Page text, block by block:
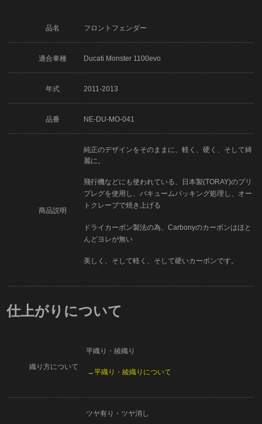
品名 フロントフェンダー
適合車種 Ducati Monster 1100evo
年式 2011-2013
品番 NE-DU-MO-041
商品説明
純正のデザインをそのままに、軽く、硬く、そして綺
麗に。
飛行機などにも使われている、日本製(TORAY)のプリ
プレグを使用し、バキュームパッキング処理し、オー
トクレーブで焼き上げる
ドライカーボン製法の為、Carbonyのカーボンはほと
んどヨレが無い
美しく、そして軽く、そして硬いカーボンです。
仕上がりについて
織り方について
平織り・綾織り
→平織り・綾織りについて
ツヤ有り・ツヤ消し